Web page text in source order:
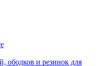
ободков и резинок для